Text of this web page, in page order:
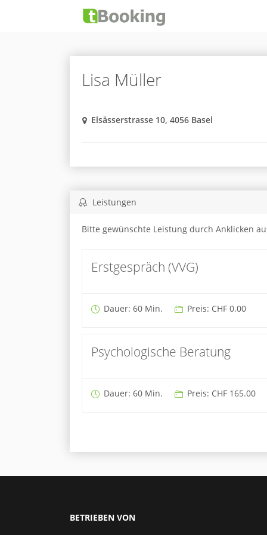
Lisa Müller
Elsässerstrasse 10, 4056 Basel
Leistungen
Bitte gewünschte Leistung durch Anklicken
Erstgespräch (VVG)
Dauer: 60 Min. Preis: CHF 0.00
Psychologische Beratung
Dauer: 60 Min. Preis: CHF 165.00
BETRIEBEN VON